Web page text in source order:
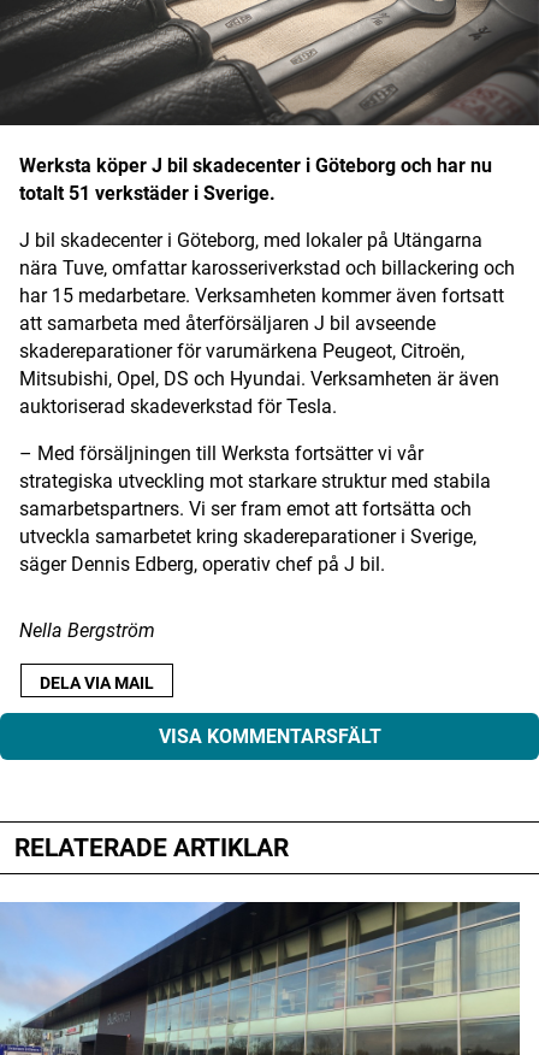
Digital prenumeration
Annonsera
Om Motorbranschen
Kontakt
Nyhetsbrev
Det här är vi
Arbeta för oss
Werksta köper J bil skadecenter i Göteborg och har nu
totalt 51 verkstäder i Sverige.
J bil skadecenter i Göteborg, med lokaler på Utängarna
nära Tuve, omfattar karosseriverkstad och billackering och
har 15 medarbetare. Verksamheten kommer även fortsatt
att samarbeta med återförsäljaren J bil avseende
skadereparationer för varumärkena Peugeot, Citroën,
Mitsubishi, Opel, DS och Hyundai. Verksamheten är även
auktoriserad skadeverkstad för Tesla.
– Med försäljningen till Werksta fortsätter vi vår
strategiska utveckling mot starkare struktur med stabila
samarbetspartners. Vi ser fram emot att fortsätta och
utveckla samarbetet kring skadereparationer i Sverige,
säger Dennis Edberg, operativ chef på J bil.
Nella Bergström
DELA VIA MAIL
VISA KOMMENTARSFÄLT
Din e-postadress kommer inte publiceras.
Obligatoriska fält är märkta*
Kommentar*
RELATERADE ARTIKLAR